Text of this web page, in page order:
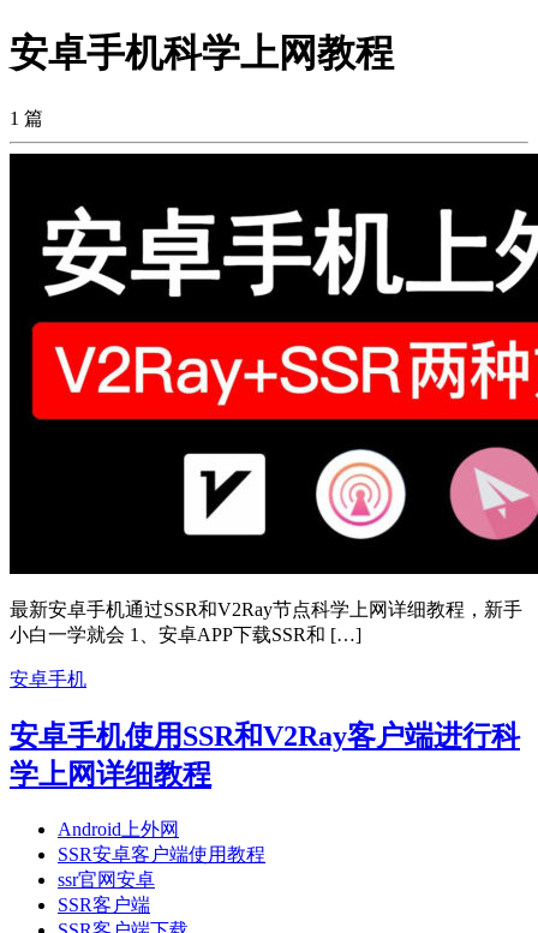
安卓手机科学上网教程
1 篇
最新安卓手机通过SSR和V2Ray节点科学上网详细教程，新手
小白一学就会 1、安卓APP下载SSR和 […]
安卓手机
安卓手机使用SSR和V2Ray客户端进行科
学上网详细教程
Android上外网
SSR安卓客户端使用教程
ssr官网安卓
SSR客户端